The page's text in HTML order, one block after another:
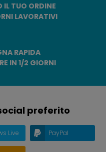
IL TUO ORDINE
LAVORATIVI
RAPIDA
IN 1/2 GIORNI
preferito
Live PayPal